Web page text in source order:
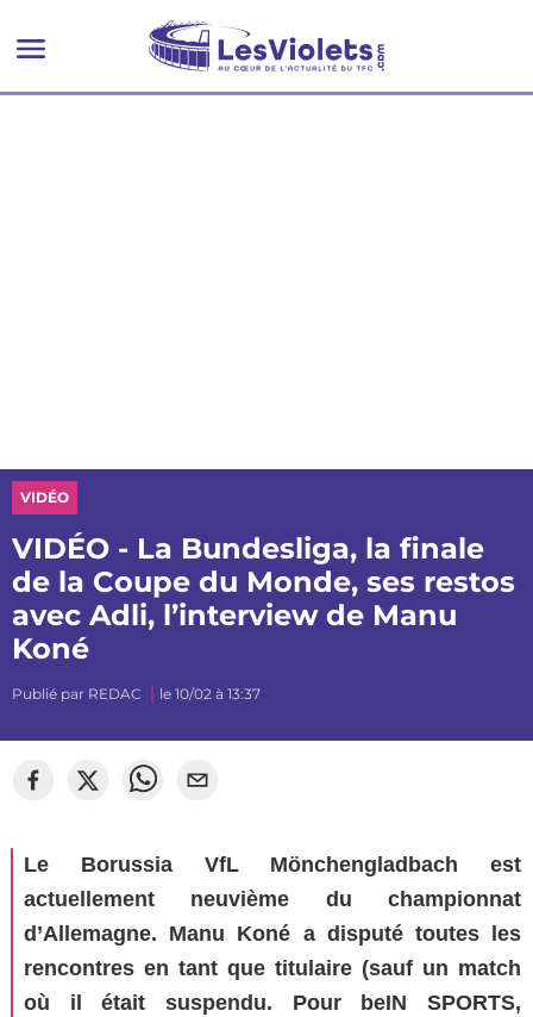
VIDÉO
VIDÉO - La Bundesliga, la finale
de la Coupe du Monde, ses restos
avec Adli, l’interview de Manu
Koné
Publié par REDAC le 10/02 à 13:37
Le Borussia VfL Mönchengladbach est
actuellement neuvième du championnat
d’Allemagne. Manu Koné a disputé toutes les
rencontres en tant que titulaire (sauf un match
où il était suspendu. Pour beIN SPORTS,